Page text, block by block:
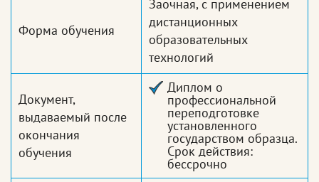
Форма обучения
Заочная, с применением
дистанционных
образовательных
технологий
Документ,
выдаваемый после
окончания
обучения
Диплом о
профессиональной
переподготовке
установленного
государством образца.
Срок действия:
бессрочно